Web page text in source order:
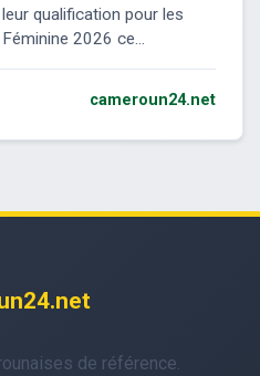
qualification pour les
2026 ce...
cameroun24.net
de référence.